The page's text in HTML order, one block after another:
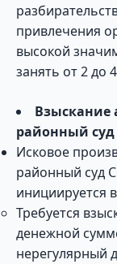
привлечения
высокой
занять от 2 до
Взыскание
районный суд
Исковое
районный суд
инициируется
Требуется
денежной
нерегулярный